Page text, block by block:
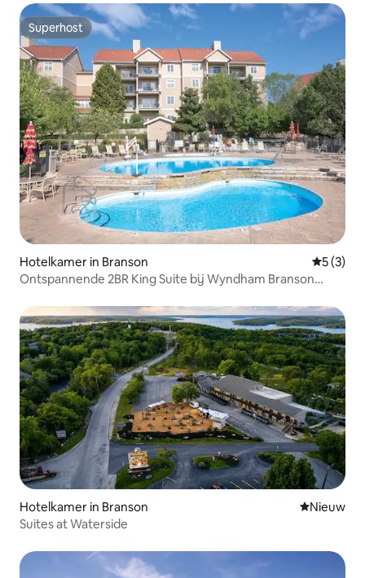
Superhost
Superhost
Hotelkamer in Branson
5 (3)
Ontspannende 2BR King Suite bij Wyndham Branson
Hotelkamer in Branson Nieuwe
Nieuw
Suites at Waterside